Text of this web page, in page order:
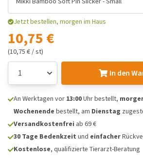
Jetzt bestellen, morgen im Haus
10,75 €
(10,75 € / st)
In den
An Werktagen vor 13:00Uhr bestellt,
Wochenende bestellt, am Dienstag
Versandkostenfrei ab 69 €
30 Tage Bedenkzeit und einfacher
Kostenlose, qualifizierte Tierarzt-Beratung